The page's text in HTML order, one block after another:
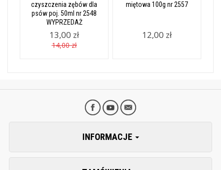
czyszczenia zębów dla
psów poj. 50ml nr 2548
WYPRZEDAŻ
13,00 zł
14,00 zł
miętowa 100g nr 2557
12,00 zł
INFORMACJE